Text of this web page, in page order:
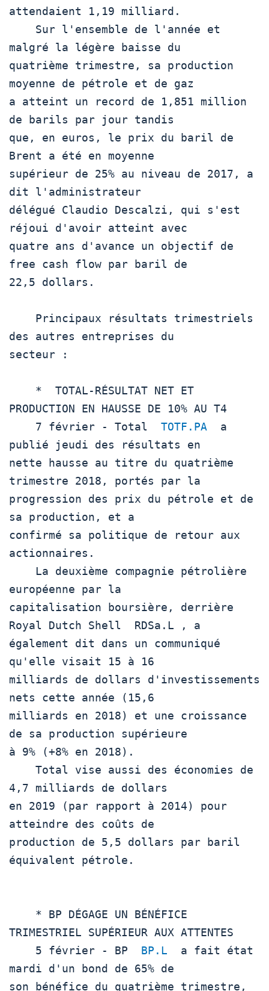
attendaient 1,19 milliard.
malgré la légère baisse du
quatrième trimestre, sa production
moyenne de pétrole et de gaz
a atteint un record de 1,851 million
de barils par jour tandis
que, en euros, le prix du baril de
Brent a été en moyenne
supérieur de 25% au niveau de 2017, a
dit l'administrateur
délégué Claudio Descalzi, qui s'est
réjoui d'avoir atteint avec
quatre ans d'avance un objectif de
free cash flow par baril de
22,5 dollars.
des autres entreprises du
secteur :
PRODUCTION EN HAUSSE DE 10% AU T4
    7 février - Total
TOTF.PA
  a
publié jeudi des résultats en
nette hausse au titre du quatrième
trimestre 2018, portés par la
progression des prix du pétrole et de
sa production, et a
confirmé sa politique de retour aux
actionnaires.
européenne par la
capitalisation boursière, derrière
Royal Dutch Shell  RDSa.L , a
également dit dans un communiqué
qu'elle visait 15 à 16
milliards de dollars d'investissements
nets cette année (15,6
milliards en 2018) et une croissance
de sa production supérieure
à 9% (+8% en 2018).
4,7 milliards de dollars
en 2019 (par rapport à 2014) pour
atteindre des coûts de
production de 5,5 dollars par baril
équivalent pétrole.
TRIMESTRIEL SUPÉRIEUR AUX ATTENTES
    5 février - BP
BP.L
  a fait état
mardi d'un bond de 65% de
son bénéfice du quatrième trimestre,